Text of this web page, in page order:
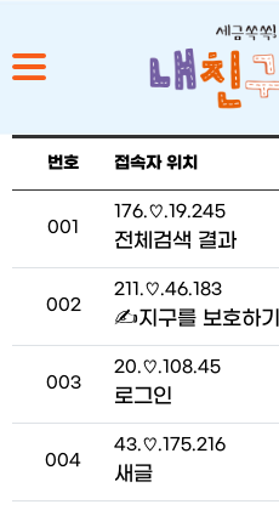
현재 접속자 목록
번호 접속자 위치
번호
001
접속자
176.♡.19.245
전체검색 결과
번호
002
접속자
211.♡.46.183
번호
003
접속자
20.♡.108.45
로그인
번호
004
접속자
43.♡.175.216
새글